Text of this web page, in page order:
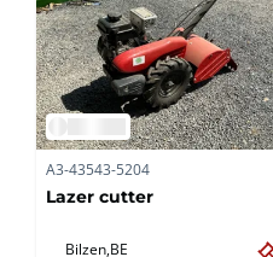
A3-43543-5204
Lazer cutter
Bilzen, BE